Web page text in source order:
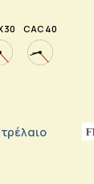
30 CAC 40